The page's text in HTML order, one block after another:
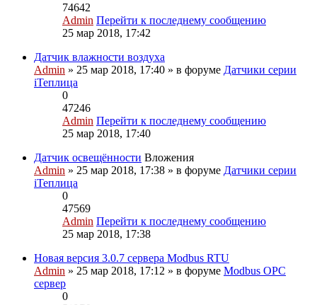
74642
Admin Перейти к последнему сообщению
25 мар 2018, 17:42
Датчик влажности воздуха
Admin » 25 мар 2018, 17:40 » в форуме Датчики серии
iТеплица
0
47246
Admin Перейти к последнему сообщению
25 мар 2018, 17:40
Датчик освещённости Вложения
Admin » 25 мар 2018, 17:38 » в форуме Датчики серии
iТеплица
0
47569
Admin Перейти к последнему сообщению
25 мар 2018, 17:38
Новая версия 3.0.7 сервера Modbus RTU
Admin » 25 мар 2018, 17:12 » в форуме Modbus OPC
сервер
0